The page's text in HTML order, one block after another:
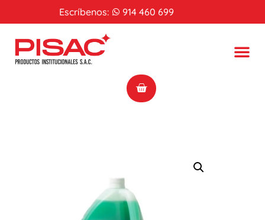
Escríbenos: 914 460 699